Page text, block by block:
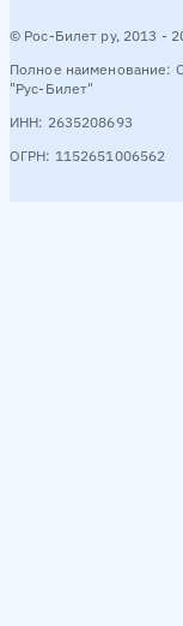
© Рос-Билет ру, 2013 -
Полное наименование:
"Рус-Билет"
ИНН: 2635208693
ОГРН: 1152651006562